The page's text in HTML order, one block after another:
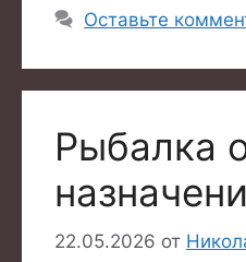
Оставьте
Рыбалка
22.05.2026 от